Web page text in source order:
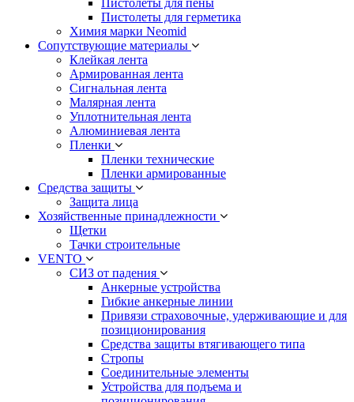
Пистолеты для герметика
Химия марки Neomid
Сопутствующие материалы
Клейкая лента
Армированная лента
Сигнальная лента
Малярная лента
Уплотнительная лента
Алюминиевая лента
Пленки
Пленки технические
Пленки армированные
Средства защиты
Защита лица
Хозяйственные принадлежности
Щетки
Тачки строительные
VENTO
СИЗ от падения
Анкерные устройства
Гибкие анкерные линии
Привязи страховочные, удерживающие и для
позиционирования
Средства защиты втягивающего типа
Стропы
Соединительные элементы
Устройства для подъема и